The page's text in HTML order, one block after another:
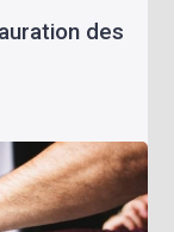
des